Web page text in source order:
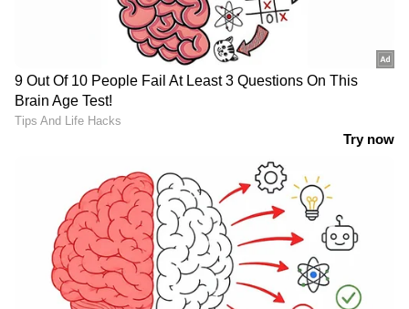
അനുമതി
ജലനിരപ്പ് കുറഞ്ഞെങ്കിലും ദുരിതം
ഒഴിയാതെ കുട്ടനാട്ടുകാര്‍; വെള്ളം
ഇറങ്ങാൻ ഇനിയും സമയമെടുക്കും
News@1PM | ഒരുമണി വാർത്ത